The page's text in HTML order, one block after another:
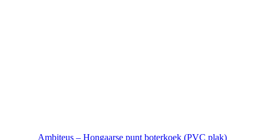
Ambiteus – Hongaarse punt boterkoek (PVC plak)